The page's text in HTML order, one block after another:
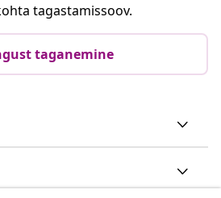
tagastamissoov.
taganemine